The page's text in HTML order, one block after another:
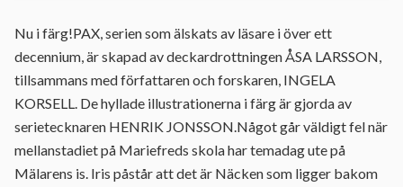
Nu i färg!PAX, serien som älskats av läsare i över ett
decennium, är skapad av deckardrottningen ÅSA LARSSON,
tillsammans med författaren och forskaren, INGELA
KORSELL. De hyllade illustrationerna i färg är gjorda av
serietecknaren HENRIK JONSSON.Något går väldigt fel när
mellanstadiet på Mariefreds skola har temadag ute på
Mälarens is. Iris påstår att det är Näcken som ligger bakom